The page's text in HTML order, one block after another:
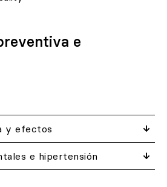
e
y efectos
e hipertensión